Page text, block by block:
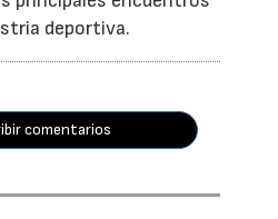
deportiva.
comentarios